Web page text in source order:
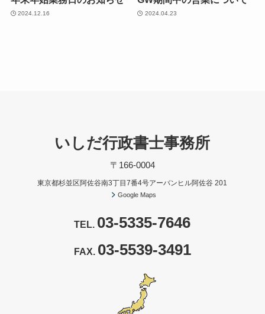
2024.12.16 2024.04.23
いしだ行政書士事務所
〒166-0004
東京都杉並区阿佐谷南3丁目7番4号アーバンヒル阿佐谷 201
Google Maps
TEL. 03-5335-7646
FAX. 03-5539-3491